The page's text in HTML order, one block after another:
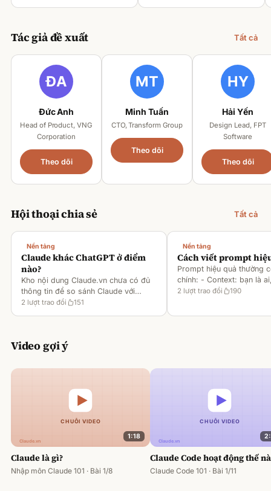
Tác giả đề xuất Tất cả
Đức Anh
Head of Product, VNG
Corporation
Theo dõi
Minh Tuấn
CTO, Transform Group
Theo dõi
Hải Yến
Design Lead, FPT
Software
Theo dõi
Hội thoại chia sẻ Tất cả
Nền tảng
Claude khác ChatGPT ở điểm
nào?
Kho nội dung Claude.vn chưa có đủ
thông tin để so sánh Claude với
ChatGPT. Hiện chỉ có tài liệu về
2 lượt trao đổi 151
Nền tảng
Cách viết prompt
Prompt hiệu quả thường
chính: - Context: bạn là
gì [1][2][6] - Task: muốn
2 lượt trao đổi 190
Video gợi ý
1:18
Claude là gì?
Nhập môn Claude 101 · Bài 1/8
Claude Code hoạt động thế
Claude Code 101 · Bài 1/11